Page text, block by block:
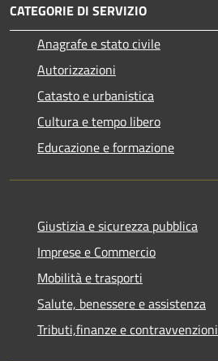
CATEGORIE DI SERVIZIO
Anagrafe e stato civile
Autorizzazioni
Catasto e urbanistica
Cultura e tempo libero
Educazione e formazione
Giustizia e sicurezza pubblica
Imprese e Commercio
Mobilità e trasporti
Salute, benessere e assistenza
Tributi,finanze e contravvenzioni